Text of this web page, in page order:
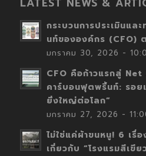
LATEST NEWS &
กระบวนการประเมินแ
นท์ขององค์กร (CFO)
มกราคม 30, 2026 -
CFO คือก้าวแรกสู่ Net
คาร์บอนฟุตพริ้นท์: รอย
ยิ่งใหญ่ต่อโลก”
มกราคม 27, 2026 -
ไม่ใช่แค่ผ้าขนหนู! 6 เรื่
เกี่ยวกับ “โรงแรมสีเขีย